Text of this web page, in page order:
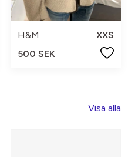
H&M
XXS
500 SEK
Visa alla